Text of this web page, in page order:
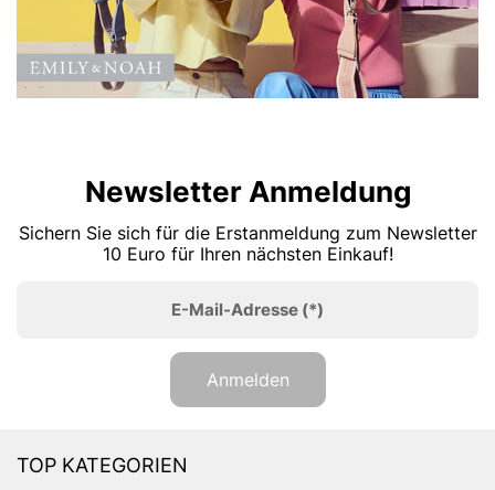
Newsletter Anmeldung
Sichern Sie sich für die Erstanmeldung zum Newsletter
10 Euro für Ihren nächsten Einkauf!
E-Mail-Adresse (*)
Anmelden
TOP KATEGORIEN